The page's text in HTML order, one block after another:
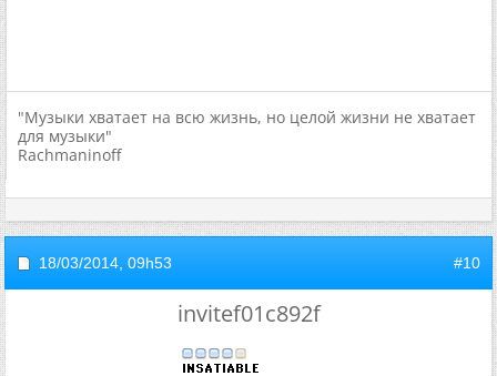
"Музыки хватает на всю жизнь, но целой жизни не хватает
для музыки"
Rachmaninoff
18/03/2014, 09h53 #10
invitef01c892f